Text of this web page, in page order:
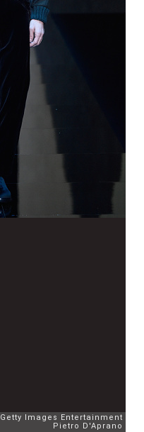
Getty Images Entertainment
Pietro D'Aprano